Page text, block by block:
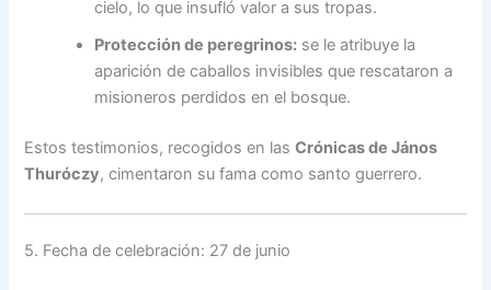
cielo, lo que insufló valor a sus tropas.
Protección de peregrinos: se le atribuye la
aparición de caballos invisibles que rescataron a
misioneros perdidos en el bosque.
Estos testimonios, recogidos en lasCrónicas de János
Thuróczy, cimentaron su fama como santo guerrero.
5. Fecha de celebración: 27 de junio